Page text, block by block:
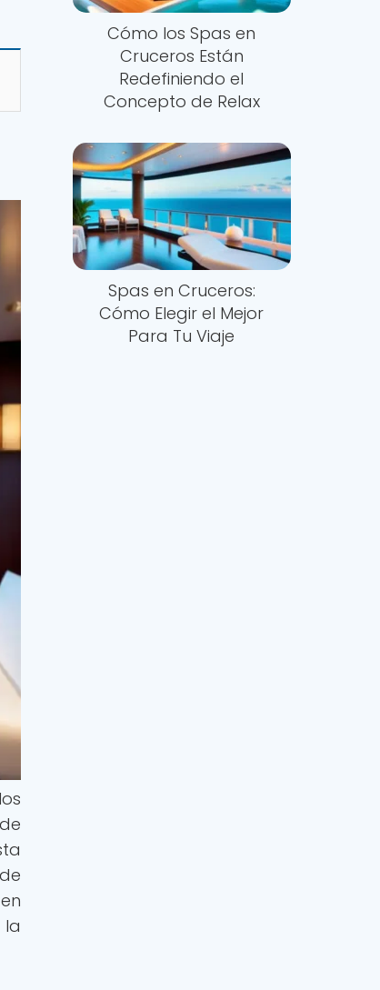
Cómo los Spas en
Cruceros Están
Redefiniendo el
Concepto de Relax
Spas en Cruceros:
Cómo Elegir el Mejor
Para Tu Viaje